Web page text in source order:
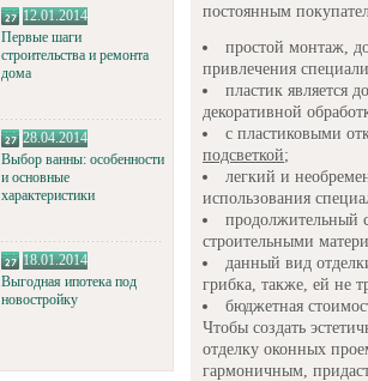
12.01.2014
Первые шаги
строительства и ремонта
дома
28.04.2014
Выбор ванны: особенности
и основные
характеристики
18.01.2014
Выгодная ипотека под
новостройку
постоянным
простой монтаж,
привлечения
пластик является
декоративной
с пластиковыми
подсветкой;
легкий и
использования
продолжительный
строительными
данный вид
грибка, также, ей не
бюджетная
Чтобы создать
отделку оконных
гармоничным,